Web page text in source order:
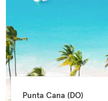
Punta Cana (DO)